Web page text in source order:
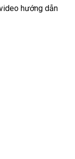
hướng dẫn